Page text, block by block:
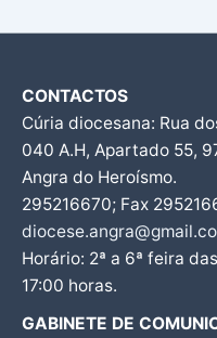
CONTACTOS
Cúria diocesana: Rua
040 A.H, Apartado 55,
Angra do Heroísmo.
295216670; Fax
Horário: 2ª a 6ª feira
17:00 horas.
GABINETE DE